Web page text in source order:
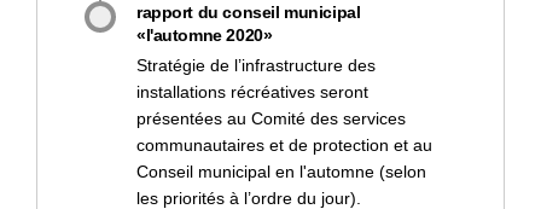
rapport du conseil municipal
«l'automne 2020»
Stratégie de l’infrastructure des
installations récréatives seront
présentées au Comité des services
communautaires et de protection et au
Conseil municipal en l'automne (selon
les priorités à l’ordre du jour).